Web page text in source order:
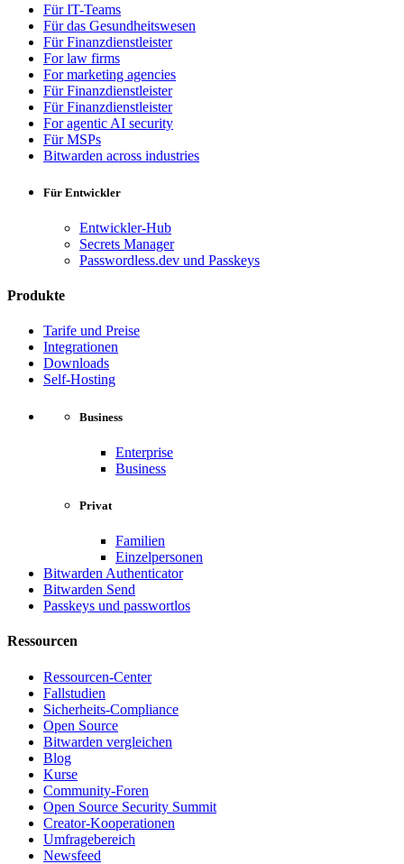
Für IT-Teams
Für das Gesundheitswesen
Für Finanzdienstleister
For law firms
For marketing agencies
Für Finanzdienstleister
Für Finanzdienstleister
For agentic AI security
Für MSPs
Bitwarden across industries
Für Entwickler
Entwickler-Hub
Secrets Manager
Passwordless.dev und Passkeys
Produkte
Tarife und Preise
Integrationen
Downloads
Self-Hosting
Business
Enterprise
Business
Privat
Familien
Einzelpersonen
Bitwarden Authenticator
Bitwarden Send
Passkeys und passwortlos
Ressourcen
Ressourcen-Center
Fallstudien
Sicherheits-Compliance
Open Source
Bitwarden vergleichen
Blog
Kurse
Community-Foren
Open Source Security Summit
Creator-Kooperationen
Umfragebereich
Newsfeed